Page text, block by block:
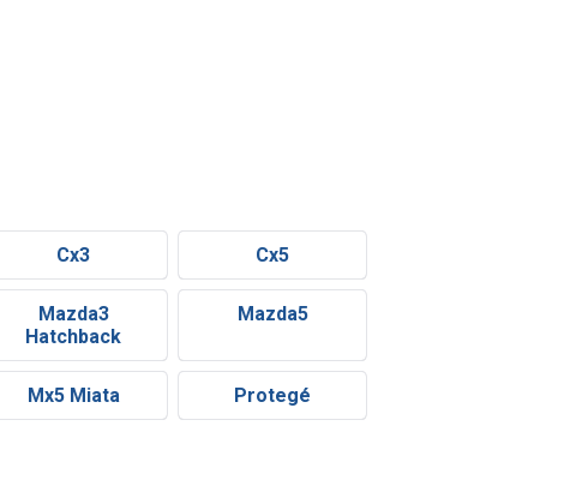
Cx3 Cx5
Mazda3
Hatchback
Mazda5
Mx5 Miata Protegé